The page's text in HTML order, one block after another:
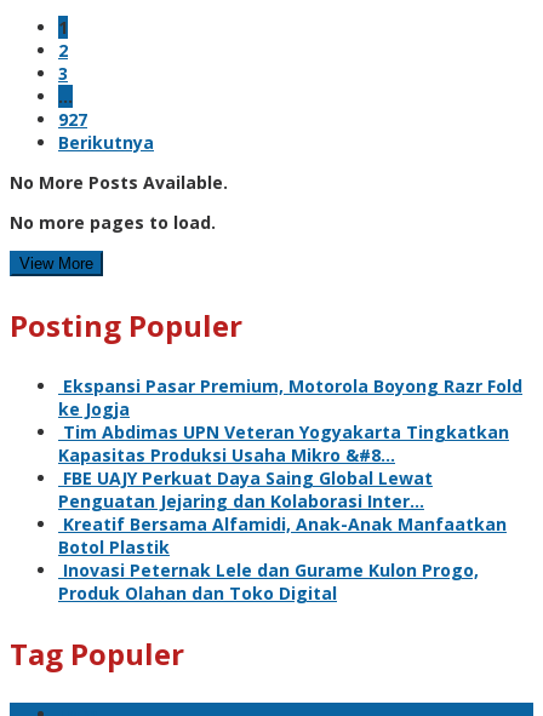
1
2
3
…
927
Berikutnya
No More Posts Available.
No more pages to load.
View More
Posting Populer
Ekspansi Pasar Premium, Motorola Boyong Razr Fold
ke Jogja
Tim Abdimas UPN Veteran Yogyakarta Tingkatkan
Kapasitas Produksi Usaha Mikro &#8…
FBE UAJY Perkuat Daya Saing Global Lewat
Penguatan Jejaring dan Kolaborasi Inter…
Kreatif Bersama Alfamidi, Anak-Anak Manfaatkan
Botol Plastik
Inovasi Peternak Lele dan Gurame Kulon Progo,
Produk Olahan dan Toko Digital
Tag Populer